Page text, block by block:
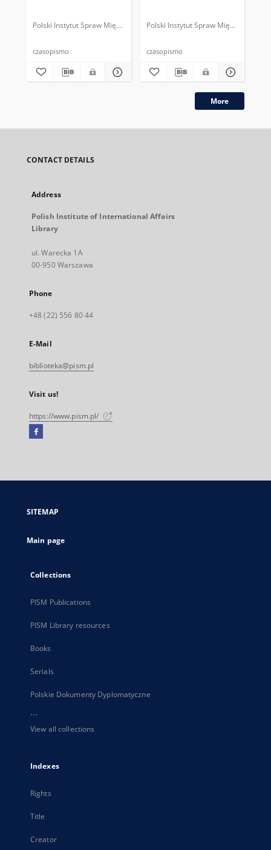
Polski Instytut Spraw Międzynarodowych. Polska Fundacja Spraw
czasopismo
Polski Instytut Spraw
czasopismo
More
CONTACT DETAILS
Address
Polish Institute of International Affairs
Library
ul. Warecka 1A
00-950 Warszawa
Phone
+48 (22) 556 80 44
E-Mail
biblioteka@pism.pl
Visit us!
https://www.pism.pl/
Facebook
open
new
SITEMAP
Main page
Collections
PISM Publications
PISM Library resources
Books
Serials
Polskie Dokumenty Dyplomatyczne
...
View all collections
Indexes
Rights
Title
Creator